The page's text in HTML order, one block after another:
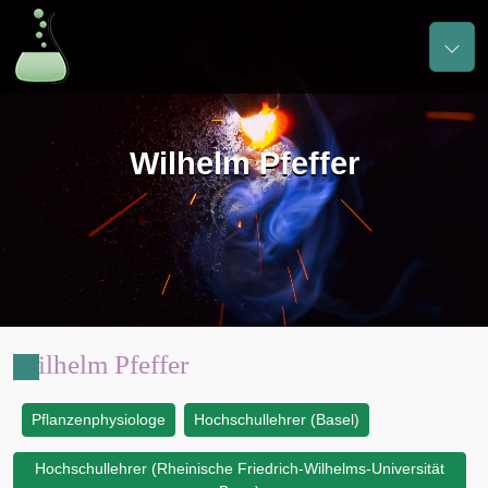
Wilhelm Pfeffer
Wilhelm Pfeffer
Pflanzenphysiologe Hochschullehrer (Basel)
Hochschullehrer (Rheinische Friedrich-Wilhelms-Universität